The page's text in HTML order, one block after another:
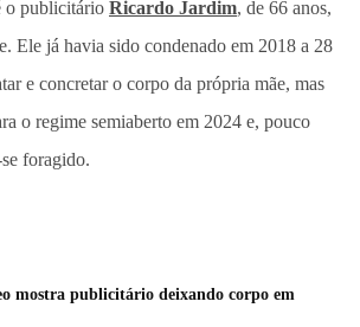
o publicitário Ricardo Jardim, de 66 anos,
Ele já havia sido condenado em 2018 a 28
e concretar o corpo da própria mãe, mas
o regime semiaberto em 2024 e, pouco
foragido.
mostra publicitário deixando corpo em